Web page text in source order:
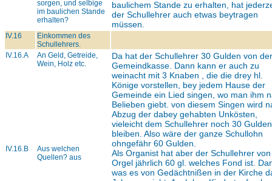
sorgen, und selbige
im baulichen Stande
erhalten?
baulichem Stande zu erhalten, hat
der Schullehrer auch etwas beytragen
müssen.
IV.16
Einkommen des
Schullehrers.
IV.16.A
An Geld, Getreide,
Wein, Holz etc.
Da hat der Schullehrer 30 Gulden von der
Gemeindkasse. Dann kann er auch zu
weinacht mit 3 Knaben , die die drey hl.
Könige vorstellen, bey jedem Hause der
Gemeinde ein Lied singen, wo man ihm
Belieben giebt. von diesem Singen wird
Abzug der dabey gehabten Unkösten,
vieleicht dem Schullehrer noch 30 Gulden
bleiben. Also wäre der ganze Schullohn
ohngefähr 60 Gulden.
Als Organist hat aber der Schullehrer
Orgel jährlich 60 gl. welches Fond ist.
was es von Gedächtnißen in der Kirche
IV.16.B
Aus welchen
Quellen? aus